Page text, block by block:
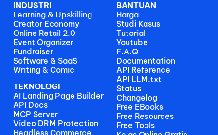
INDUSTRI
Learning & Upskilling
Creator Economy
Online Retail 2.0
Event Organizer
Fundraiser
Software & SaaS
Writing & Comic
TEKNOLOGI
AI Landing Page Builder
API Docs
MCP Server
Video DRM Protection
Headless Commerce
BANTUAN
Harga
Studi Kasus
Tutorial
Youtube
F.A.Q
Documentation
API Reference
API LLM.txt
Status
Changelog
Free EBooks
Free Resources
Free Tools